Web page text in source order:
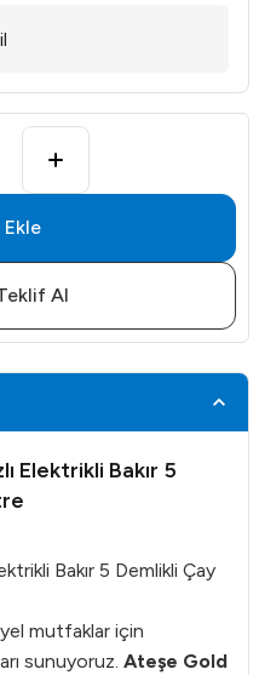
Al
Elektrikli Bakır 5
Bakır 5 Demlikli Çay
mutfaklar için
sunuyoruz. Ateşe Gold